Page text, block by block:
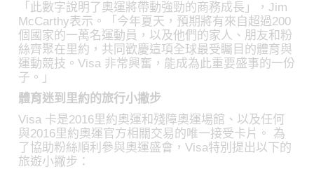
「此數字說明了奧運將帶動強勁的商務成長」，Jim
McCarthy表示。「今年夏天，預期將有來自超過200
個國家的一萬名運動員，以及他們的家人、朋友和粉
絲齊聚在里約，共同歡慶這項全球最受矚目的體育與
運動競技。Visa 非常興奮，能成為此重要盛事的一份
子。」
體育迷到里約的旅行小撇步
Visa 卡是2016里約奧運和殘障奧運場館、以及任何
與2016里約奧運官方相關交易的唯一接受卡片。 為
了協助粉絲順利參與奧運盛會，Visa特別提出以下的
旅遊小撇步：